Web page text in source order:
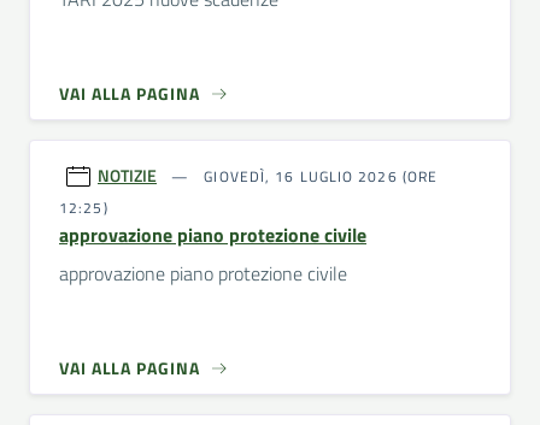
VAI ALLA PAGINA
NOTIZIE
GIOVEDÌ, 16 LUGLIO 2026 (ORE
12:25)
approvazione piano protezione civile
approvazione piano protezione civile
VAI ALLA PAGINA